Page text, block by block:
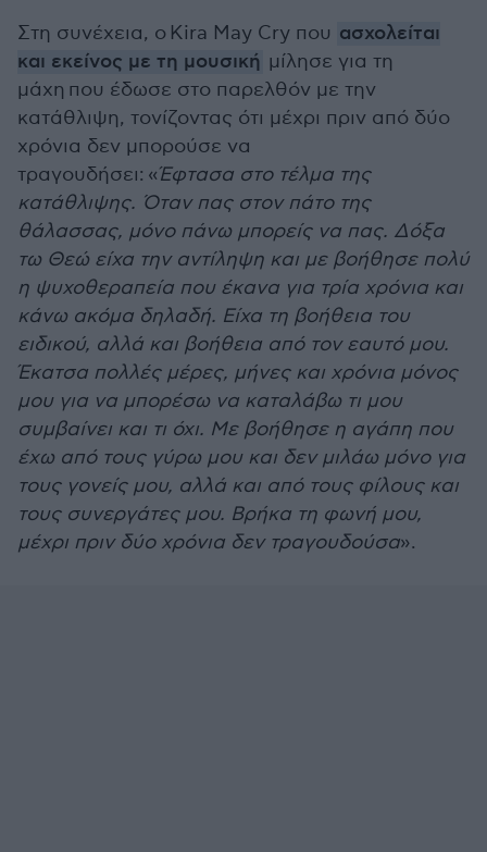
Στη συνέχεια, ο Kira May Cry που ασχολείται
και εκείνος με τη μουσική μίλησε για τη
μάχη που έδωσε στο παρελθόν με την
κατάθλιψη, τονίζοντας ότι μέχρι πριν από δύο
χρόνια δεν μπορούσε να
τραγουδήσει: «Έφτασα στο τέλμα της
κατάθλιψης. Όταν πας στον πάτο της
θάλασσας, μόνο πάνω μπορείς να πας. Δόξα
τω Θεώ είχα την αντίληψη και με βοήθησε πολύ
η ψυχοθεραπεία που έκανα για τρία χρόνια και
κάνω ακόμα δηλαδή. Είχα τη βοήθεια του
ειδικού, αλλά και βοήθεια από τον εαυτό μου.
Έκατσα πολλές μέρες, μήνες και χρόνια μόνος
μου για να μπορέσω να καταλάβω τι μου
συμβαίνει και τι όχι. Με βοήθησε η αγάπη που
έχω από τους γύρω μου και δεν μιλάω μόνο για
τους γονείς μου, αλλά και από τους φίλους και
τους συνεργάτες μου. Βρήκα τη φωνή μου,
μέχρι πριν δύο χρόνια δεν τραγουδούσα».